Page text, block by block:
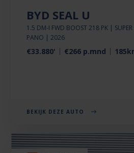
BYD SEAL U
1.5 DM-I FWD BOOST 218 PK |
PANO | 2026
€33.880' €266 p.mnd
BEKIJK DEZE AUTO